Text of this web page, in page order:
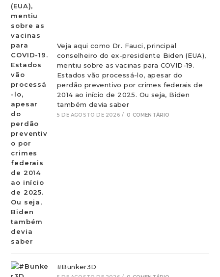
Veja aqui como Dr. Fauci, principal
conselheiro do ex-presidente Biden (EUA),
mentiu sobre as vacinas para COVID-19.
Estados vão processá-lo, apesar do
perdão preventivo por crimes federais de
2014 ao início de 2025. Ou seja, Biden
também devia saber
5 DE AGOSTO DE 2026 / 0 COMENTÁRIO
#Bunker3D